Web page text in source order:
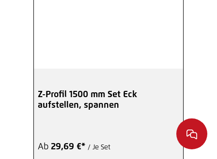
Z-Profil 1500 mm Set Eck
aufstellen, spannen
Ab 29,69 €* / Je Set